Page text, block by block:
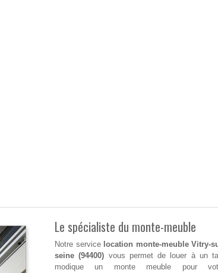
Le spécialiste du monte-meuble
Notre service location monte-meuble Vitry-
seine (94400) vous permet de louer à un
modique un monte meuble pour